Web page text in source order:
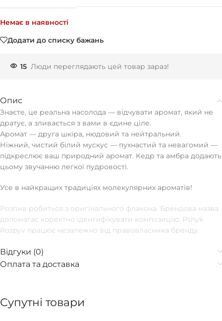
Немає в наявності
Додати до списку бажань
15 Люди переглядають цей товар зараз!
Опис
Знаєте, це реальна насолода — відчувати аромат, який не
дратує, а зливається з вами в єдине ціле.
Аромат — друга шкіра, нюдовий та нейтральний.
Ніжний, чистий білий мускус — пухнастий та невагомий —
підкреслює ваш природний аромат. Кедр та амбра додають
цьому звучанню легкої пудровості.
Усе в найкращих традиціях молекулярних ароматів!
Розпив робиться з оригінального флакона. Брендова назва
допомагає коректно ідентифікувати композицію. Pshyk
Rozpyv працює незалежно від правовласника бренду.
Відгуки (0)
Оплата та доставка
Супутні товари